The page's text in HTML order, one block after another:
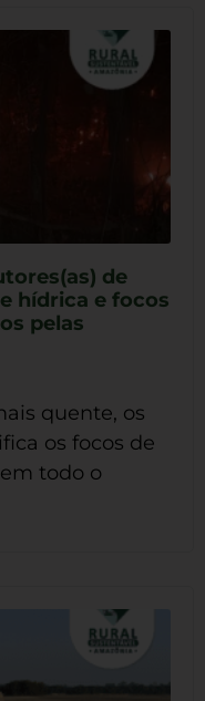
de
hídrica e focos
pelas
quente, os
os focos de
todo o